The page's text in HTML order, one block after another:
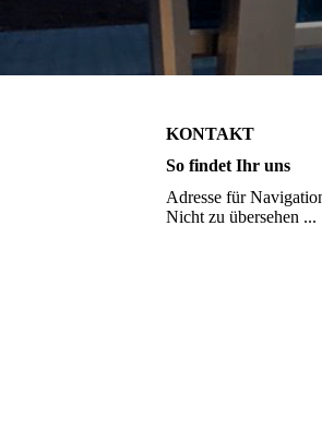
KONTAKT
So findet Ihr uns
Adresse für
Nicht zu übersehen ...